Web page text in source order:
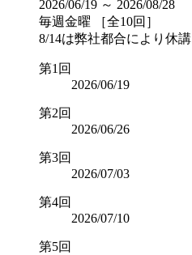
2026/06/19 ～ 2026/08/28
毎週金曜 ［全10回］
8/14は弊社都合により休講
第1回
2026/06/19
第2回
2026/06/26
第3回
2026/07/03
第4回
2026/07/10
第5回